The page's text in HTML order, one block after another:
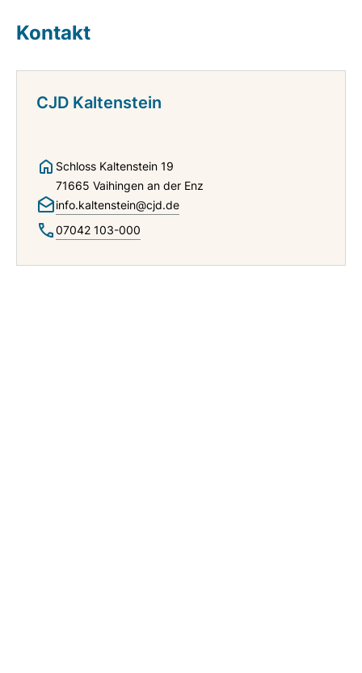
Kontakt
CJD Kaltenstein
Schloss Kaltenstein 19
71665 Vaihingen an der Enz
info.kaltenstein@cjd.de
07042 103-000